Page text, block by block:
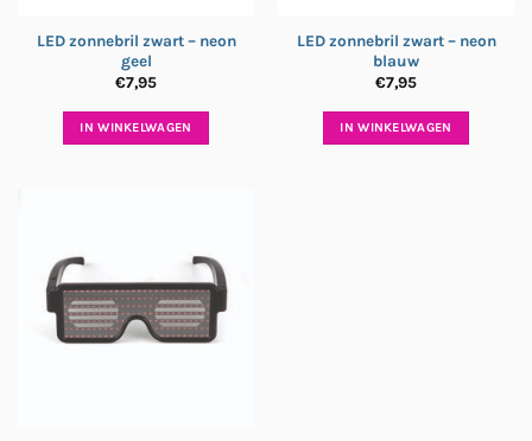
LED zonnebril zwart – neon
geel
€7,95
IN WINKELWAGEN
LED zonnebril zwart – neon
blauw
€7,95
IN WINKELWAGEN